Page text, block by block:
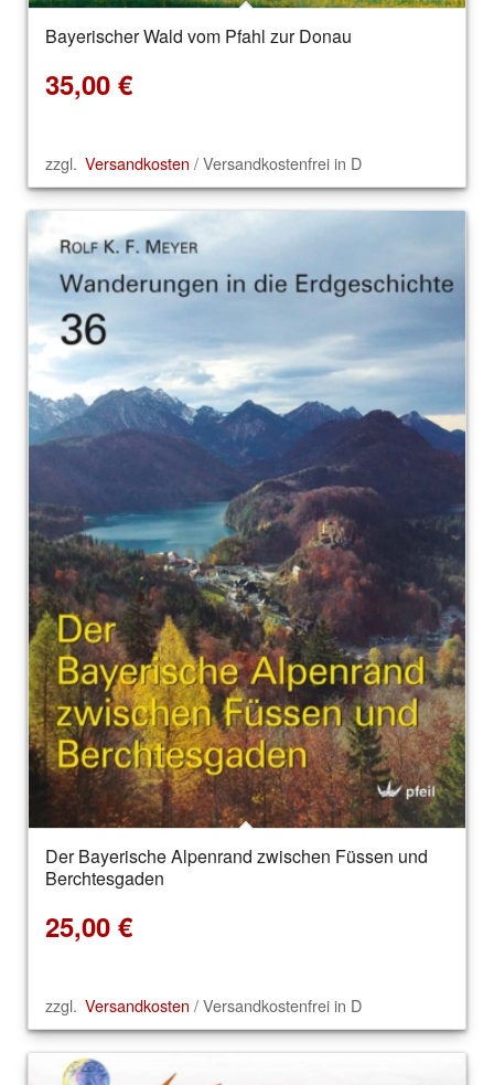
Bayerischer Wald vom Pfahl zur Donau
35,00 €
zzgl. Versandkosten / Versandkostenfrei in D
Der Bayerische Alpenrand zwischen Füssen und
Berchtesgaden
25,00 €
zzgl. Versandkosten / Versandkostenfrei in D